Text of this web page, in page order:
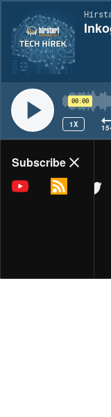
00:00
1X 15
Share
COPY LINK
Subscribe